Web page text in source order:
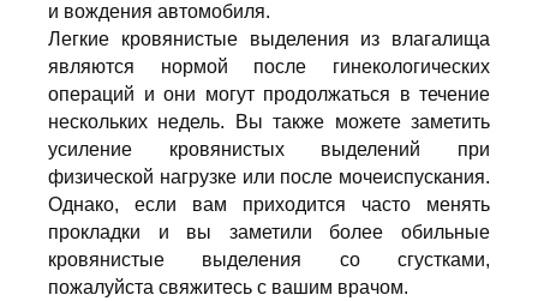
и вождения автомобиля.
Легкие кровянистые выделения из влагалища
являются нормой после гинекологических
операций и они могут продолжаться в течение
нескольких недель. Вы также можете заметить
усиление кровянистых выделений при
физической нагрузке или после мочеиспускания.
Однако, если вам приходится часто менять
прокладки и вы заметили более обильные
кровянистые выделения со сгустками,
пожалуйста свяжитесь с вашим врачом.